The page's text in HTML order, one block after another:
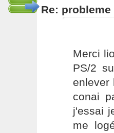
Re:
Merci
PS/2
enlever
conai
j'essai
me